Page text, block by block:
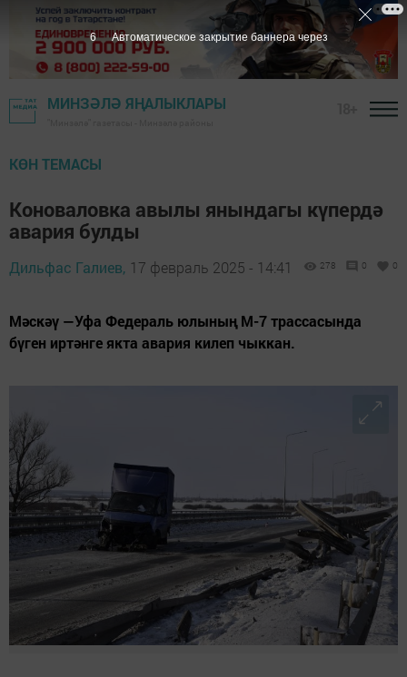
МИНЗӘЛӘ ЯҢАЛЫКЛАРЫ
КӨН ТЕМАСЫ
Коноваловка авылы янындагы күпердә
авария булды
Дильфас Галиев, 17 февраль 2025 - 14:41 278 0 0
Мәскәү —Уфа Федераль юлының М-7 трассасында
бүген иртәнге якта авария килеп чыккан.
5 Автоматическое закрытие баннера через